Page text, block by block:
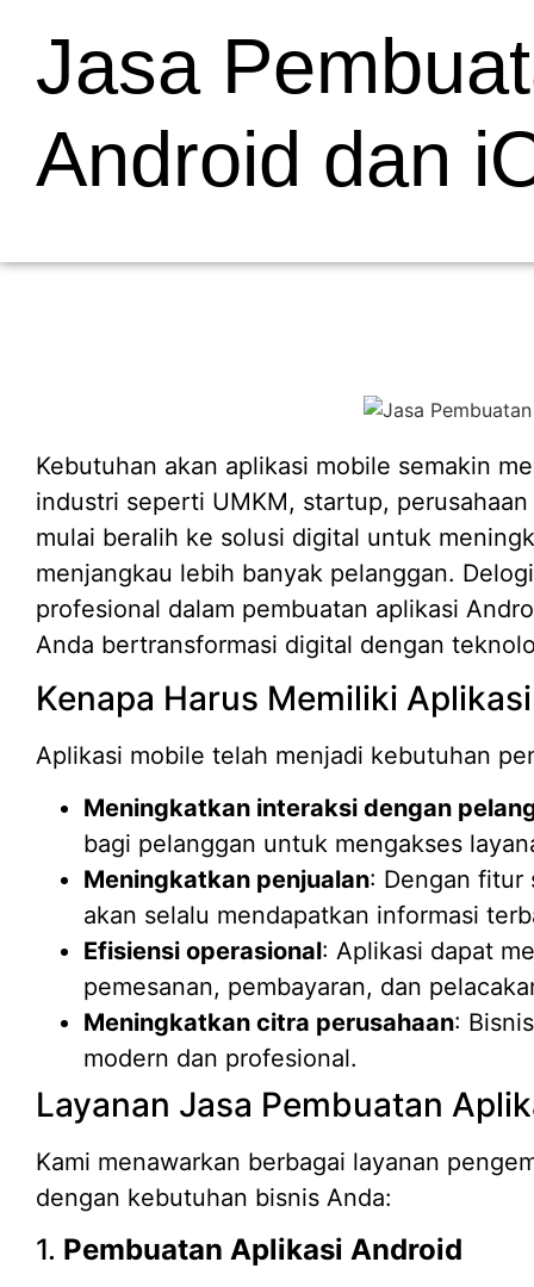
Jasa
Android dan
Kebutuhan akan aplikasi mobile semakin
industri seperti UMKM, startup,
mulai beralih ke solusi digital untuk
menjangkau lebih banyak pelanggan.
profesional dalam pembuatan aplikasi
Anda bertransformasi digital dengan
Kenapa Harus Memiliki
Aplikasi mobile telah menjadi kebutuhan
Meningkatkan interaksi dengan
bagi pelanggan untuk mengakses
Meningkatkan penjualan: Dengan fitur
akan selalu mendapatkan informasi
Efisiensi operasional: Aplikasi dapat
pemesanan, pembayaran, dan
Meningkatkan citra perusahaan:
modern dan profesional.
Layanan Jasa Pembuatan
Kami menawarkan berbagai layanan
dengan kebutuhan bisnis Anda:
1. Pembuatan Aplikasi Android